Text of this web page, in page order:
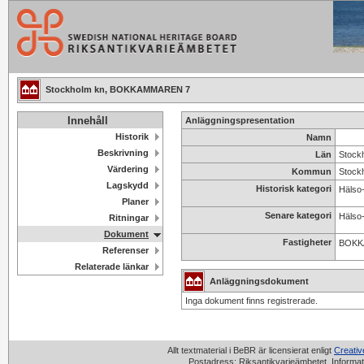
Stockholm kn, BOKKAMMAREN 7
Innehåll
Historik
Beskrivning
Värdering
Lagskydd
Planer
Ritningar
Dokument
Referenser
Relaterade länkar
Anläggningspresentation
Namn
Län
Kommun
Historisk kategori
Senare kategori
Fastigheter
Anläggningsdokument
Inga dokument finns registrerade.
Allt textmaterial i BeBR är licensierat enligt
Postadress: Riksantikvarieämbetet,